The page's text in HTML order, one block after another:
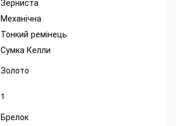
Зерниста
Механічна
Тонкий ремінець
Сумка Келли
Золото
1
Брелок